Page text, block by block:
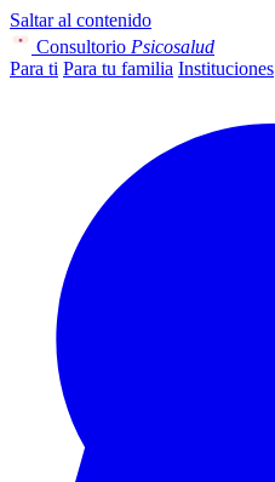
Saltar al contenido
Consultorio Psicosalud
Para ti Para tu familia Instituciones